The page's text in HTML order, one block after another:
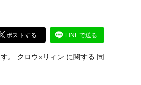
ポストする LINEで送る
。 クロウ×リィン に関する 同